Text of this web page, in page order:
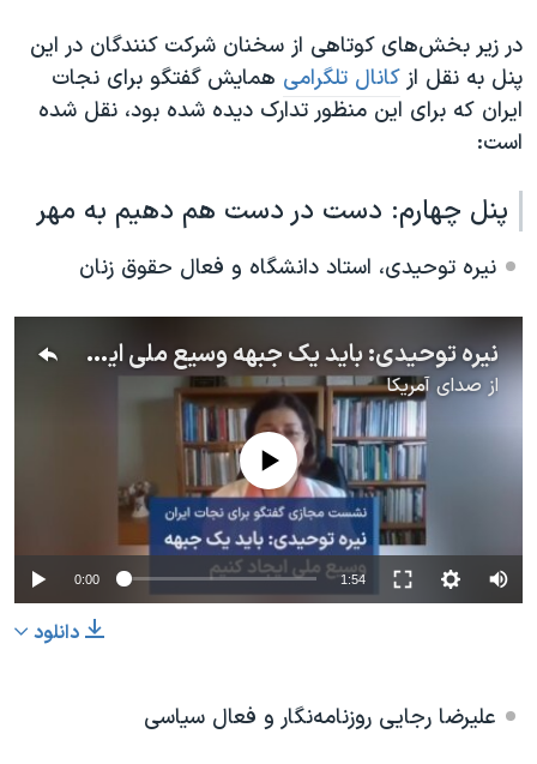
در زیر بخش‌های کوتاهی از سخنان شرکت کنندگان در این
پنل به نقل از کانال تلگرامی همایش گفتگو برای نجات
ایران که برای این منظور تدارک دیده شده بود، نقل شده
است:
پنل چهارم: دست در دست هم دهیم به مهر
نیره توحیدی، استاد دانشگاه و فعال حقوق زنان
نیره توحیدی: باید یک جبهه وسیع ملی ایجاد کنیم
از صدای آمریکا
No media source currently available
0:00 1:54
دانلود
علیرضا رجاییروزنامه‌نگار و فعال سیاسی